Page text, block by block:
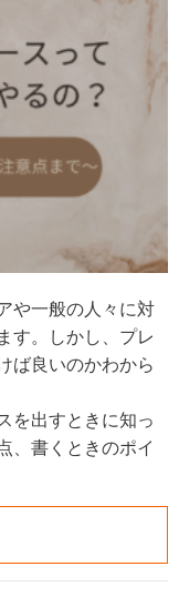
や一般の人々に対
す。しかし、プレ
ば良いのかわから
を出すときに知っ
、書くときのポイ